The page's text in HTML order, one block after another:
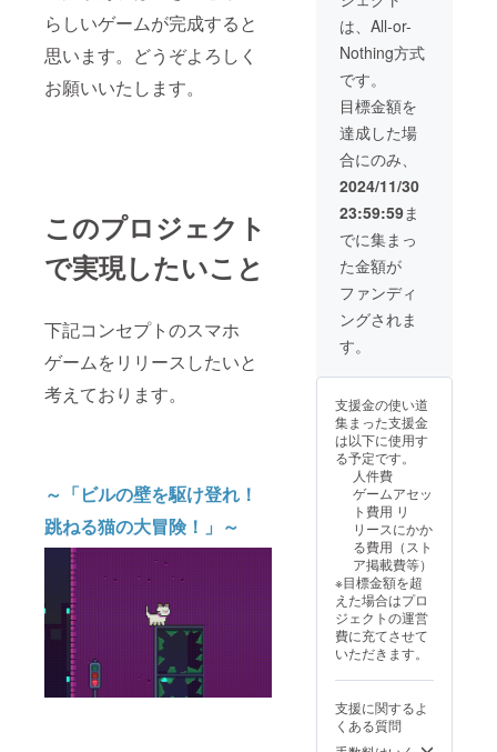
らしいゲームが完成すると
思います。どうぞよろしく
お願いいたします。
このプロジェクト
で実現したいこと
下記コンセプトのスマホ
ゲームをリリースしたいと
考えております。
～「ビルの壁を駆け登れ！
跳ねる猫の大冒険！」～
りしま
す。 ●
クレ
関して
・掲載
期間：
アプリ
が存続
する限
り掲載
・掲載
方法：
クレ
ジット
一覧画
面に文
・注意
支援
時、必
ず備考
欄に掲
載を希
望され
るお名
前をご
記入く
ださい
●猫スキ
ンに関
して ・
ゲーム
内でプ
レイ
操作す
るキャ
ラク
は、All-or-
Nothing方式
です。
目標金額を
達成した場
合にのみ、
2024/11/30
23:59:59ま
でに集まっ
た金額が
ファンディ
ングされま
す。
支援金の使い道
集まった支援金
は以下に使用す
る予定です。
人件費
ゲームアセッ
ト費用 リ
リースにかか
る費用（スト
ア掲載費等）
※目標金額を超
えた場合はプロ
ジェクトの運営
費に充てさせて
いただきます。
支援に関するよ
くある質問